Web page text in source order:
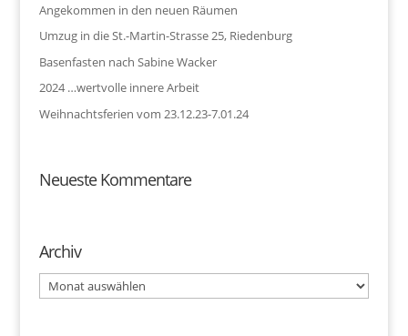
Angekommen in den neuen Räumen
Umzug in die St.-Martin-Strasse 25, Riedenburg
Basenfasten nach Sabine Wacker
2024 …wertvolle innere Arbeit
Weihnachtsferien vom 23.12.23-7.01.24
Neueste Kommentare
Archiv
Archiv